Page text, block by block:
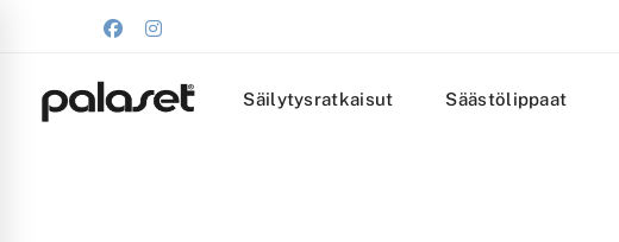
Säilytysratkaisut Säästölippaat